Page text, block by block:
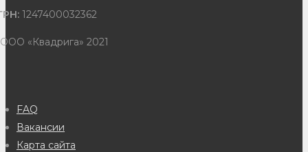
1247400032362
«Квадрига» 2021
FAQ
Вакансии
Карта сайта